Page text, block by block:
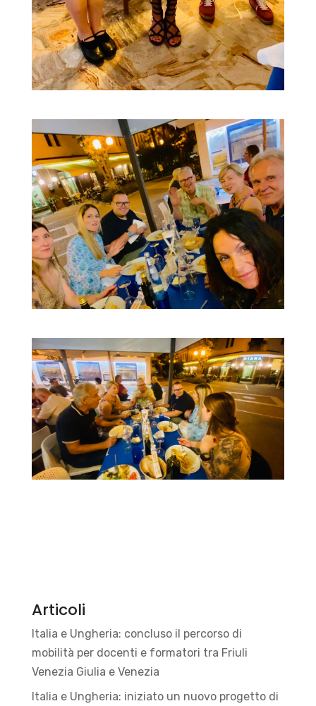
Articoli
Italia e Ungheria: concluso il percorso di
mobilità per docenti e formatori tra Friuli
Venezia Giulia e Venezia
Italia e Ungheria: iniziato un nuovo progetto di